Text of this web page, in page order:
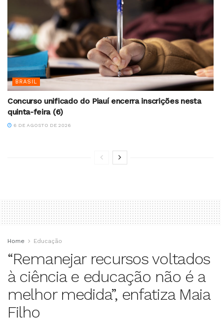
BRASIL
Concurso unificado do Piauí encerra inscrições nesta
quinta-feira (6)
6 DE AGOSTO DE 2026
Home Educação
“Remanejar recursos voltados
à ciência e educação não é a
melhor medida”, enfatiza Maia
Filho